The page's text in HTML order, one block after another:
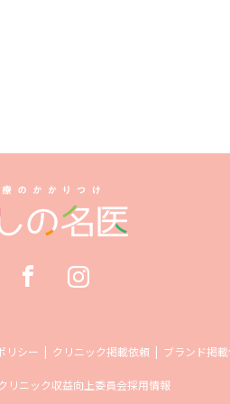
リシー クリニック掲載依頼 ブランド掲
リニック収益向上委員会採用情報